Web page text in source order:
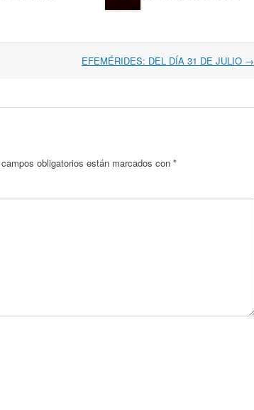
EFEMÉRIDES: DEL DÍA 31 DE JULIO →
obligatorios están marcados con *